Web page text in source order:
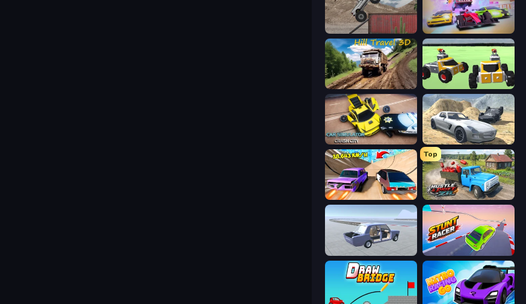
Hard Wheels MR RACER Stunt Mania
Hill Travel 3D Block Tech: Epic Sandbox
Car Simulator: Crash City Derby Crash 2
Turbo Cars: Pipe Stunts
Top
Hustle & Drift in ZIL
Car Tuning Simulator Stunt Racer